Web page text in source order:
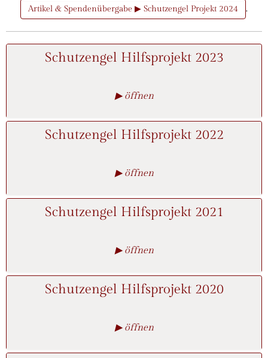
Artikel & Spendenübergabe ▶ Schutzengel Projekt 2024 .
Schutzengel Hilfsprojekt 2023
▶ öffnen
Schutzengel Hilfsprojekt 2022
▶ öffnen
Schutzengel Hilfsprojekt 2021
▶ öffnen
Schutzengel Hilfsprojekt 2020
▶ öffnen